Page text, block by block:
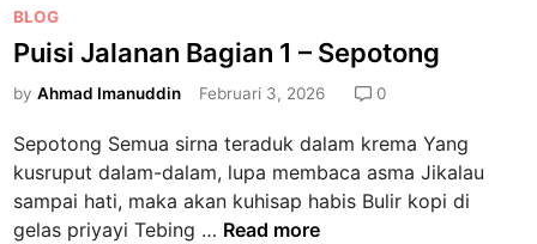
1
–
S
e
P
o
t
d
i
n
BLOG
Puisi Jalanan Bagian 1 – Sepotong
byAhmad Imanuddin Februari 3, 2026 0
Sepotong Semua sirna teraduk dalam krema Yang
kusruput dalam-dalam, lupa membaca asma Jikalau
sampai hati, maka akan kuhisap habis Bulir kopi di
gelas priyayi Tebing … P
Read more